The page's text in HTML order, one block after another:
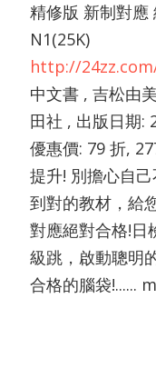
精修版 新制對應
N1(25K)
http://
中文書 , 吉松由
田社 , 出版日期:
優惠價: 79 折,
提升! 別擔心自
到對的教材，給
對應絕對合格!日
級跳，啟動聰明
合格的腦袋!......